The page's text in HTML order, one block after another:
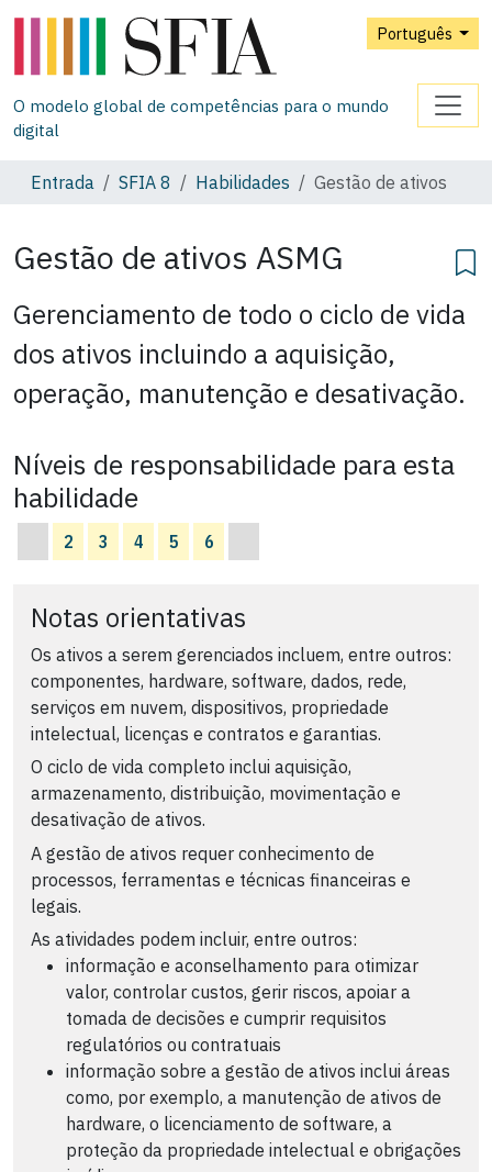
Português
O modelo global de competências para o mundo
digital
Entrada SFIA 8 Habilidades Gestão de ativos
Gestão de ativos ASMG
Gerenciamento de todo o ciclo de vida
dos ativos incluindo a aquisição,
operação, manutenção e desativação.
Níveis de responsabilidade para esta
habilidade
2 3 4 5 6
Notas orientativas
Os ativos a serem gerenciados incluem, entre outros:
componentes, hardware, software, dados, rede,
serviços em nuvem, dispositivos, propriedade
intelectual, licenças e contratos e garantias.
O ciclo de vida completo inclui aquisição,
armazenamento, distribuição, movimentação e
desativação de ativos.
A gestão de ativos requer conhecimento de
processos, ferramentas e técnicas financeiras e
legais.
As atividades podem incluir, entre outros:
informação e aconselhamento para otimizar
valor, controlar custos, gerir riscos, apoiar a
tomada de decisões e cumprir requisitos
regulatórios ou contratuais
informação sobre a gestão de ativos inclui áreas
como, por exemplo, a manutenção de ativos de
hardware, o licenciamento de software, a
proteção da propriedade intelectual e obrigações